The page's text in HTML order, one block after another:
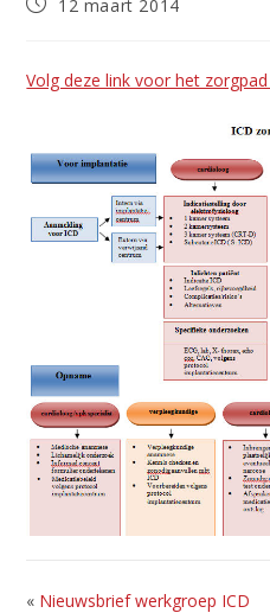
12 maart 2014
Volg deze link voor het zorgpad
« Nieuwsbrief werkgroep ICD